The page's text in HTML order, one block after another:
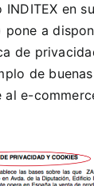
en
pone a
de
de
al e-